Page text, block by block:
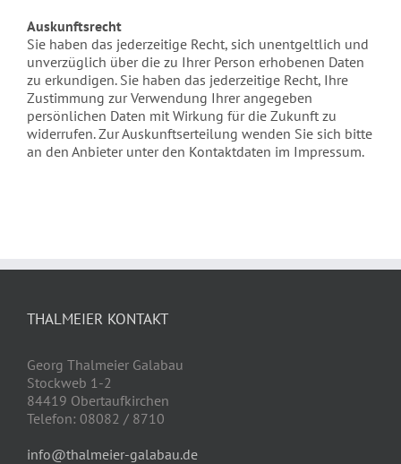
Auskunftsrecht
Sie haben das jederzeitige Recht, sich unentgeltlich und
unverzüglich über die zu Ihrer Person erhobenen Daten
zu erkundigen. Sie haben das jederzeitige Recht, Ihre
Zustimmung zur Verwendung Ihrer angegeben
persönlichen Daten mit Wirkung für die Zukunft zu
widerrufen. Zur Auskunftserteilung wenden Sie sich bitte
an den Anbieter unter den Kontaktdaten im Impressum.
THALMEIER KONTAKT
Georg Thalmeier Galabau
Stockweb 1-2
84419 Obertaufkirchen
Telefon: 08082 / 8710
info@thalmeier-galabau.de